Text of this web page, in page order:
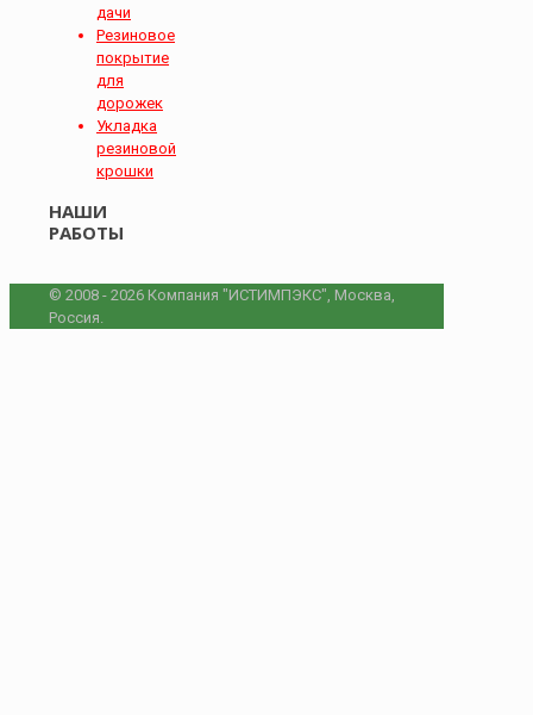
дачи
Резиновое
покрытие
для
дорожек
Укладка
резиновой
крошки
НАШИ
РАБОТЫ
© 2008 - 2026 Компания "ИСТИМПЭКС", Москва,
Россия.